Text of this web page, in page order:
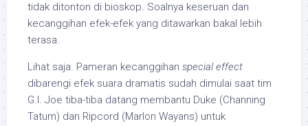
tidak ditonton di bioskop. Soalnya keseruan dan
kecanggihan efek-efek yang ditawarkan bakal lebih
terasa.
Lihat saja. Pameran kecanggihan special effect
dibarengi efek suara dramatis sudah dimulai saat tim
G.I. Joe tiba-tiba datang membantu Duke (Channing
Tatum) dan Ripcord (Marlon Wayans) untuk